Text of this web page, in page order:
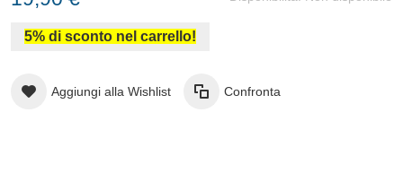
5% di sconto nel carrello!
Aggiungi alla Wishlist Confronta